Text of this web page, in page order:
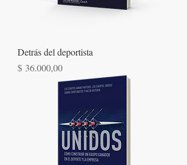
Detrás del deportista
Precio
$ 36.000,00